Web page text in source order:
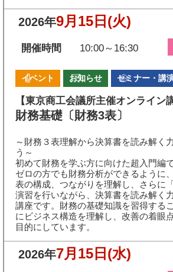
2026年9月15日 (火)
開催時間 10:00～16:30
イベント お知らせ セミナー・講
【東京商工会議所主催オンライン
財務基礎〔財務3表〕
～財務３表理解から決算書を読み解く
う～
初めて財務を学ぶ方に向けた超入門編
ゼロの方でも財務分析ができるように
表の構成、つながりを理解し、さらに
演習を行いながら、決算書を読み解く
講座です。財務の基礎知識を習得する
にビジネス構造を理解し、改善の着眼
目的にしています。
2026年7月15日 (水)